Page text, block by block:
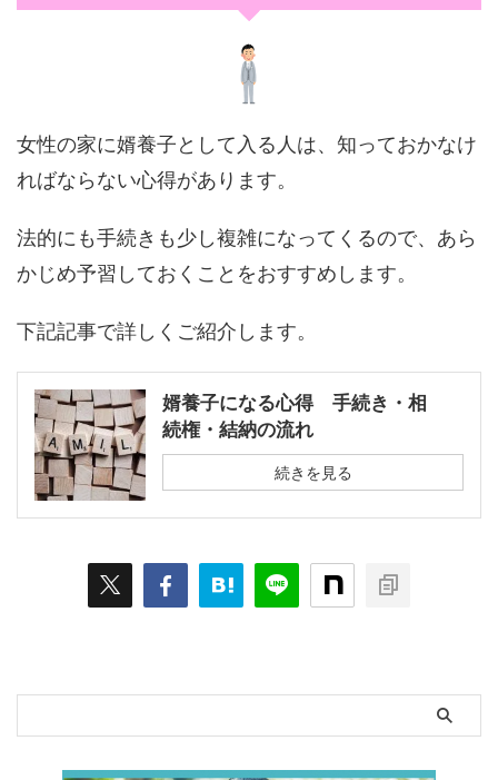
女性の家に婿養子として入る人は、知っておかなけ
ればならない心得があります。
法的にも手続きも少し複雑になってくるので、あら
かじめ予習しておくことをおすすめします。
下記記事で詳しくご紹介します。
婿養子になる心得 手続き・相
続権・結納の流れ
続きを見る